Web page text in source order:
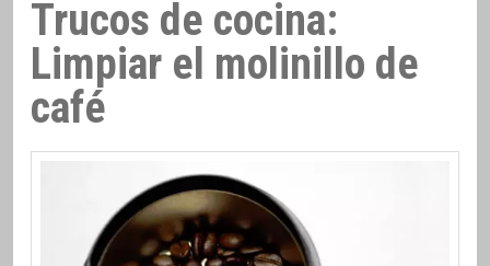
Trucos de cocina:
Limpiar el molinillo de
café